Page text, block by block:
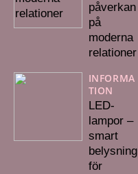
påverkan
på
moderna
relationer
INFORMA
TION
LED-
lampor –
smart
belysning
för